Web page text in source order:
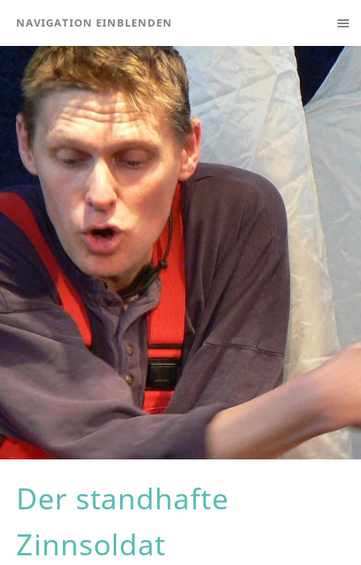
NAVIGATION EINBLENDEN
Der standhafte
Zinnsoldat